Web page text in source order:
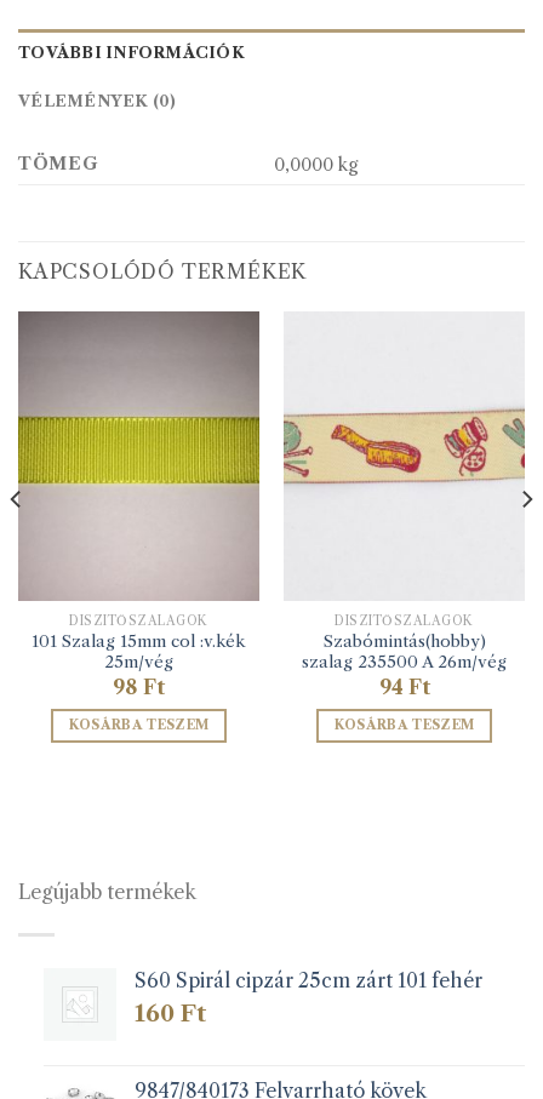
TOVÁBBI INFORMÁCIÓK
VÉLEMÉNYEK (0)
TÖMEG 0,0000 kg
KAPCSOLÓDÓ TERMÉKEK
DÍSZÍTŐSZALAGOK
101 Szalag 15mm col :v.kék
25m/vég
98 Ft
KOSÁRBA TESZEM
DÍSZÍTŐSZALAGOK
Szabómintás(hobby)
szalag 235500 A 26m/vég
94 Ft
KOSÁRBA TESZEM
Legújabb termékek
S60 Spirál cipzár 25cm zárt 101 fehér
160 Ft
9847/840173 Felvarrható kövek